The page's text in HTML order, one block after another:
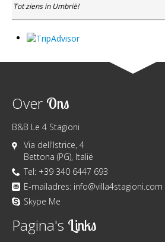
Tot ziens in Umbrië!
Over Ons
B&B Le 4 Stagioni
Via dell'Istrice, 4
Bettona (PG), Italië
Tel: +39 340 6447 693
E-mailadres: info@villa4stagioni.com
Skype Me
Pagina's Links